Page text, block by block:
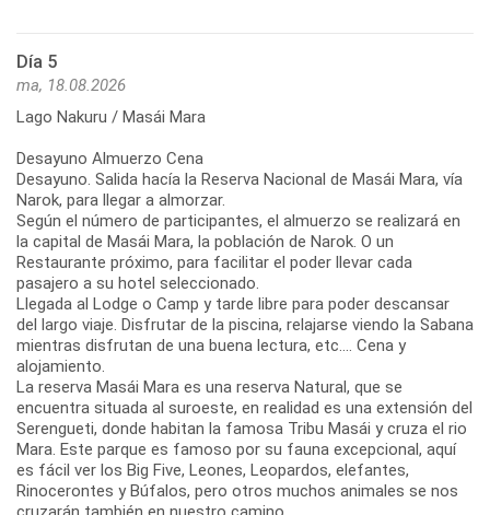
Día 5
ma, 18.08.2026
Lago Nakuru / Masái Mara
Desayuno Almuerzo Cena
Desayuno. Salida hacía la Reserva Nacional de Masái Mara, vía
Narok, para llegar a almorzar.
Según el número de participantes, el almuerzo se realizará en
la capital de Masái Mara, la población de Narok. O un
Restaurante próximo, para facilitar el poder llevar cada
pasajero a su hotel seleccionado.
Llegada al Lodge o Camp y tarde libre para poder descansar
del largo viaje. Disfrutar de la piscina, relajarse viendo la Sabana
mientras disfrutan de una buena lectura, etc.... Cena y
alojamiento.
La reserva Masái Mara es una reserva Natural, que se
encuentra situada al suroeste, en realidad es una extensión del
Serengueti, donde habitan la famosa Tribu Masái y cruza el rio
Mara. Este parque es famoso por su fauna excepcional, aquí
es fácil ver los Big Five, Leones, Leopardos, elefantes,
Rinocerontes y Búfalos, pero otros muchos animales se nos